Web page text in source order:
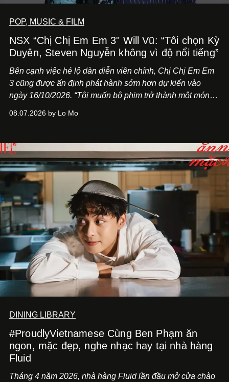
POP, MUSIC & FILM
NSX “Chị Chị Em Em 3" Will Vũ: “Tôi chọn Kỳ
Duyên, Steven Nguyễn không vì độ nổi tiếng”
Bên cạnh việc hé lộ dàn diễn viên chính, Chị Chị Em Em
3 cũng được ấn định phát hành sớm hơn dự kiến vào
ngày 16/10/2026. “Tôi muốn bộ phim trở thành một món
Việt Nam”, NSX Will Vũ cho biết.
08.07.2026 by Lo Mo
DINING LIBRARY
#ProudlyVietnamese Cùng Ben Phạm ăn
ngon, mặc đẹp, nghe nhạc hay tại nhà hàng
Fluid
Tháng 4 năm 2026, nhà hàng Fluid lần đầu mở cửa chào